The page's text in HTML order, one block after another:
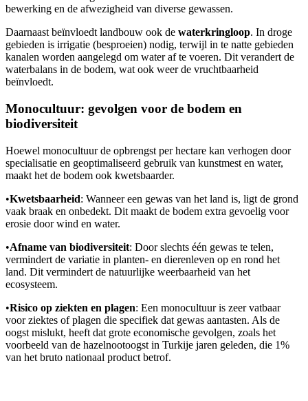
bewerking en de afwezigheid van diverse gewassen.
Daarnaast beïnvloedt landbouw ook de waterkringloop. In droge
gebieden is irrigatie (besproeien) nodig, terwijl in te natte gebieden
kanalen worden aangelegd om water af te voeren. Dit verandert de
waterbalans in de bodem, wat ook weer de vruchtbaarheid
beïnvloedt.
Monocultuur: gevolgen voor de bodem en
biodiversiteit
Hoewel monocultuur de opbrengst per hectare kan verhogen door
specialisatie en geoptimaliseerd gebruik van kunstmest en water,
maakt het de bodem ook kwetsbaarder.
•Kwetsbaarheid: Wanneer een gewas van het land is, ligt de grond
vaak braak en onbedekt. Dit maakt de bodem extra gevoelig voor
erosie door wind en water.
•Afname van biodiversiteit: Door slechts één gewas te telen,
vermindert de variatie in planten- en dierenleven op en rond het
land. Dit vermindert de natuurlijke weerbaarheid van het
ecosysteem.
•Risico op ziekten en plagen: Een monocultuur is zeer vatbaar
voor ziektes of plagen die specifiek dat gewas aantasten. Als de
oogst mislukt, heeft dat grote economische gevolgen, zoals het
voorbeeld van de hazelnootoogst in Turkije jaren geleden, die 1%
van het bruto nationaal product betrof.